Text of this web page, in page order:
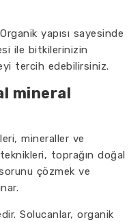
yapısı sayesinde
ile bitkilerinizin
tercih edebilirsiniz.
mineral
mineraller ve
toprağın doğal
çözmek ve
Solucanlar, organik